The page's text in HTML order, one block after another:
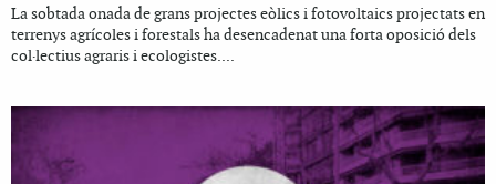
La sobtada onada de grans projectes eòlics i fotovoltaics projectats en
terrenys agrícoles i forestals ha desencadenat una forta oposició dels
col·lectius agraris i ecologistes....